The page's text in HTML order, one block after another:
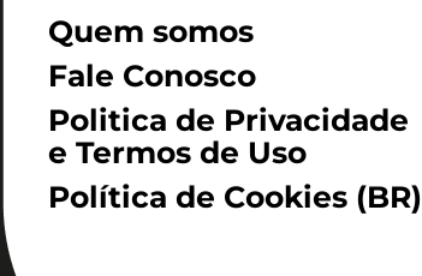
Quem somos
Fale Conosco
Politica de Privacidade
e Termos de Uso
Política de Cookies (BR)